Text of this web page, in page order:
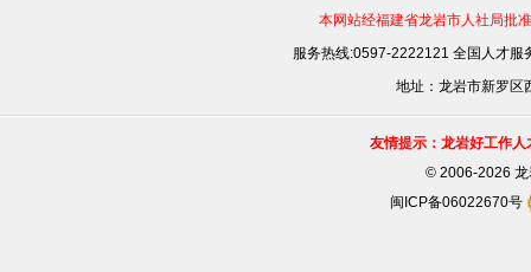
本网站经福建省龙岩市人社局批
服务热线:0597-2222121 全国人才
地址：龙岩市新罗区
友情提示：龙岩好工作
©2006-2026 龙
闽ICP备06022670号